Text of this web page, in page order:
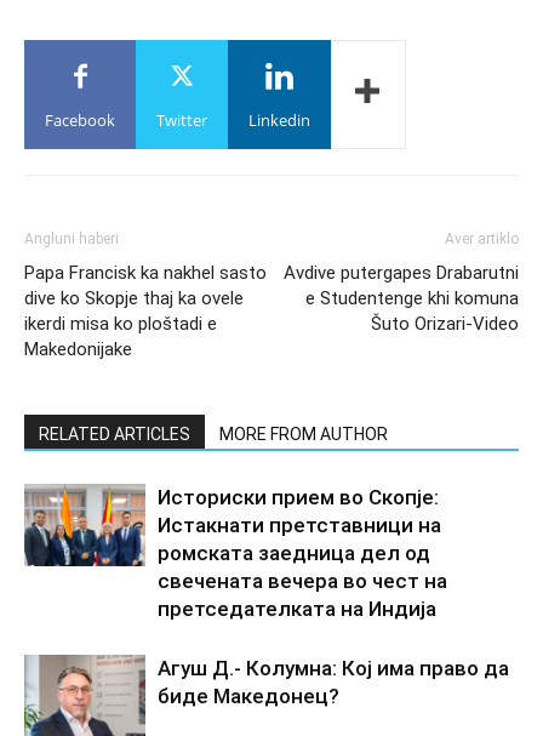
Facebook Twitter Linkedin
Angluni haberi
Papa Francisk ka nakhel sasto
dive ko Skopje thaj ka ovele
ikerdi misa ko ploštadi e
Makedonijake
Aver artiklo
Avdive putergapes Drabarutni
e Studentenge khi komuna
Šuto Orizari-Video
RELATED ARTICLES MORE FROM AUTHOR
Историски прием во Скопје:
Истакнати претставници на
ромската заедница дел од
свечената вечера во чест на
претседателката на Индија
Агуш Д.- Колумна: Кој има право да
биде Македонец?